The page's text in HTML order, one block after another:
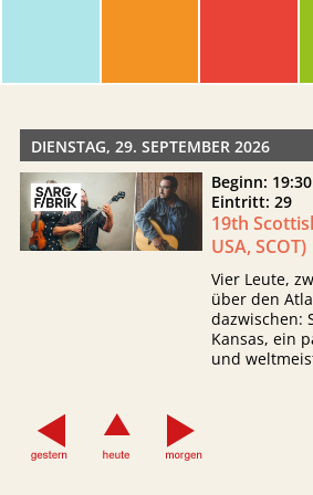
DIENSTAG, 29. SEPTEMBER 2026
Beginn:
Eintritt: 29
19th
USA, SCOT)
Vier Leute,
über den
dazwischen:
Kansas, ein
und